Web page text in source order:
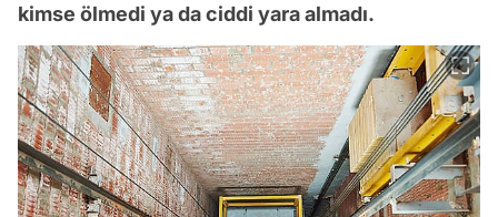
kimse ölmedi ya da ciddi yara almadı.